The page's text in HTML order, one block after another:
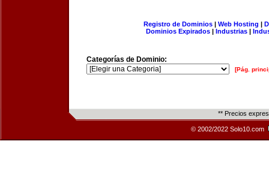
Registro de Dominios| Web Hosting |
Dominios Expirados | Industrias |
Categorías de Dominio:
[Pág.
** Precios
© 2002/2022 Solo10.com